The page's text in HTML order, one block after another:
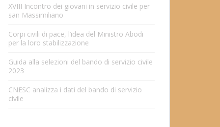
XVIII Incontro dei giovani in servizio civile per
san Massimiliano
Corpi civili di pace, l’idea del Ministro Abodi
per la loro stabilizzazione
Guida alla selezioni del bando di servizio civile
2023
CNESC analizza i dati del bando di servizio
civile